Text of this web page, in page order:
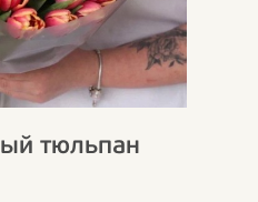
тюльпан